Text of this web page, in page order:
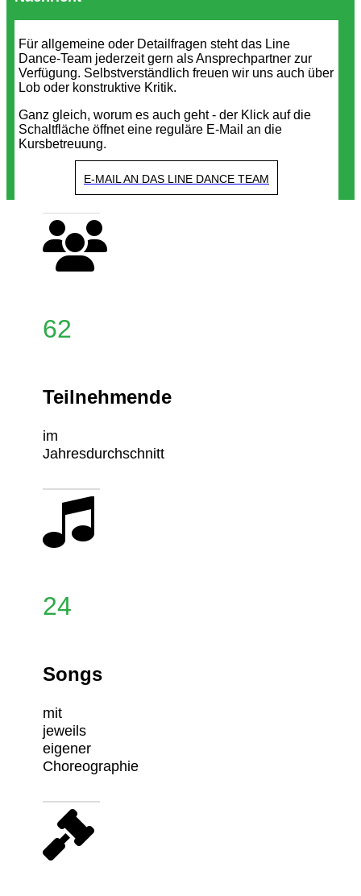
Für allgemeine oder Detailfragen steht das Line
Dance-Team jederzeit gern als Ansprechpartner zur
Verfügung. Selbstverständlich freuen wir uns auch über
Lob oder konstruktive Kritik.
Ganz gleich, worum es auch geht - der Klick auf die
Schaltfläche öffnet eine reguläre E-Mail an die
Kursbetreuung.
E-MAIL AN DAS LINE DANCE TEAM
62
Teilnehmende
im
Jahresdurchschnitt
24
Songs
mit
jeweils
eigener
Choreographie